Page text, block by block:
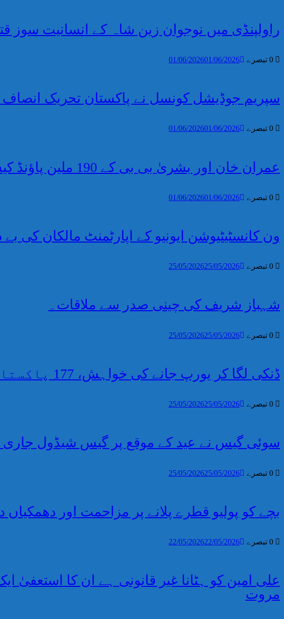
راولپنڈی میں نوجوان زین شاہ کے انسانیت
01/06/202601/06/2026
سپریم جوڈیشل کونسل نے پاکستان تحریک
01/06/202601/06/2026
عمران خان اور بشریٰ بی بی کے 190 ملین پاؤنڈ کیسمیں وکالت ناموں پر دستخط نہ ہو سکے
01/06/202601/06/2026
ون کانسٹیٹیوشن ایونیو کے اپارٹمنٹ مالکان کی
25/05/202625/05/2026
شہباز شریف کی چینی صدر سے ملاقات۔
25/05/202625/05/2026
ڈنکی لگا کر یورپ جانے کی خواہش، 177 پاکستانی لیبیا سے ڈی پورٹ کر دئیے گئے ۔
25/05/202625/05/2026
سوئی گیس نے عید کے موقع پر گیس شیڈول جاری
25/05/202625/05/2026
بچے کو پولیو قطرے پلانے پر مزاحمت اور دھمکیاں
22/05/202622/05/2026
علی امین کو ہٹانا غیر قانونی ہے ان کا استعفیٰ
مروت